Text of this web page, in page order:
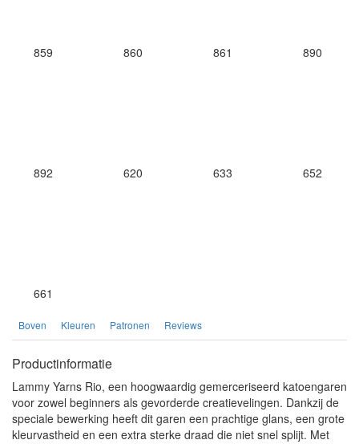
859 860 861 890
892 620 633 652
661
Boven Kleuren Patronen Reviews
Productinformatie
Lammy Yarns Rio, een hoogwaardig gemerceriseerd katoengaren
voor zowel beginners als gevorderde creatievelingen. Dankzij de
speciale bewerking heeft dit garen een prachtige glans, een grote
kleurvastheid en een extra sterke draad die niet snel splijt. Met